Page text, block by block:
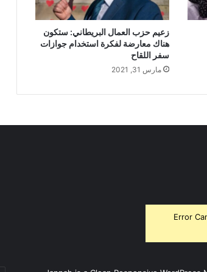
زعيم حزب العمال البريطاني: ستكون
هناك معارضة لفكرة استخدام جوازات
سفر اللقاح
مارس 31, 2021
Error